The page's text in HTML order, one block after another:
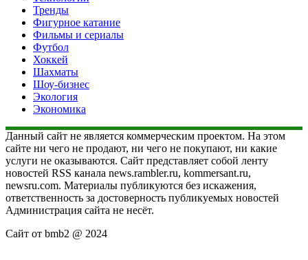
Тренды
Фигурное катание
Фильмы и сериалы
Футбол
Хоккей
Шахматы
Шоу-бизнес
Экология
Экономика
Данный сайт не является коммерческим проектом. На этом
сайте ни чего не продают, ни чего не покупают, ни какие
услуги не оказываются. Сайт представляет собой ленту
новостей RSS канала news.rambler.ru, kommersant.ru,
newsru.com. Материалы публикуются без искажения,
ответственность за достоверность публикуемых новостей
Администрация сайта не несёт.
Сайт от bmb2 @ 2024